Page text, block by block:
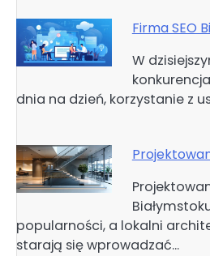
Firma SEO
W
dnia na dzień, korzystanie z
popularności, a lokalni
starają się wprowadzać…